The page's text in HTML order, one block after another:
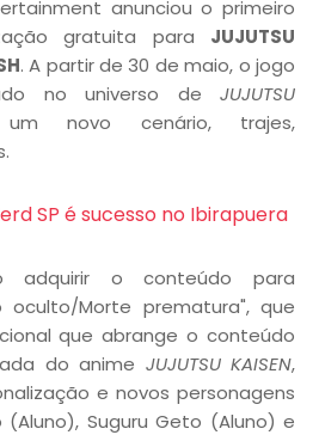
anunciou o primeiro
gratuita para JUJUTSU
. A partir de 30 de maio, o jogo
no universo de JUJUTSU
novo cenário, trajes,
SP é sucesso no Ibirapuera
adquirir o conteúdo para
oculto/Morte prematura", que
que abrange o conteúdo
do anime JUJUTSU KAISEN,
e novos personagens
(Aluno), Suguru Geto (Aluno) e